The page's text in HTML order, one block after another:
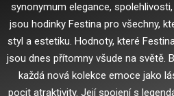
synonymum elegance,
jsou hodinky Festina pro všechny,
styl a estetiku. Hodnoty, které
jsou dnes přítomny všude na světě.
každá nová kolekce emoce jako
pocit atraktivity. Její spojení s